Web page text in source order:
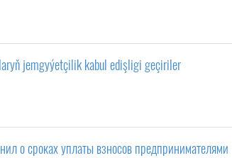
jemgyýetçilik kabul edişligi geçiriler
о сроках уплаты взносов предпринимателями